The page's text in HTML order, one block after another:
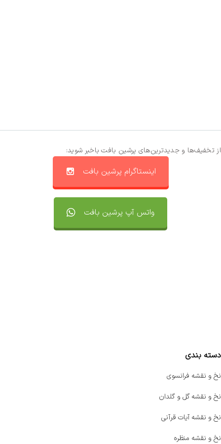
از تخفیف‌ها و جدیدترین‌های پرشین بافت باخبر شوید:
اینستاگرام پرشین بافت
واتس آپ پرشین بافت
دسته بندی
نخ و نقشه فرانسوی
نخ و نقشه گل و گلدان
نخ و نقشه آیات قرآنی
نخ و نقشه منظره